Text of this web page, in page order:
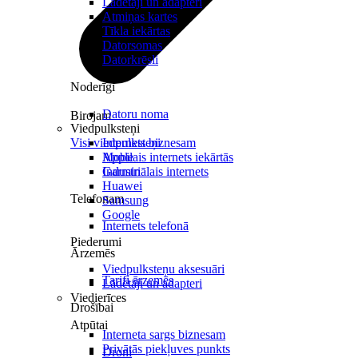
Birojam
Internets biznesam
Mobilais internets iekārtās
Industriālais internets
Telefonam
Internets telefonā
Ārzemēs
Tarifi ārzemēs
Drošībai
Interneta sargs biznesam
Privātās piekļuves punkts
Atmiņas kartes
Tīkla iekārtas
Datorsomas
Datorkrēsli
Noderīgi
Datoru noma
Viedpulksteņi
Visi viedpulksteņi
Apple
Garmin
Huawei
Samsung
Google
Piederumi
Viedpulksteņu aksesuāri
Lādētāji un adapteri
Viedierīces
Atpūtai
Droni